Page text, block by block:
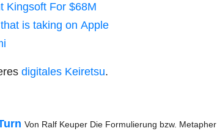
King­soft For $68M
is taking on Apple
digi­ta­les Kei­retsu.
Von Ralf Keu­per Die For­mu­lie­rung bzw. Meta­pher